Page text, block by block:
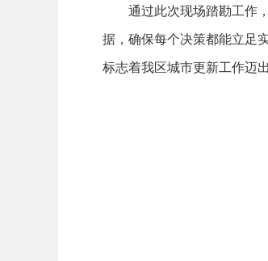
通过此次现场踏勘工作，
据，确保每个决策都能立足
标志着我区城市更新工作迈